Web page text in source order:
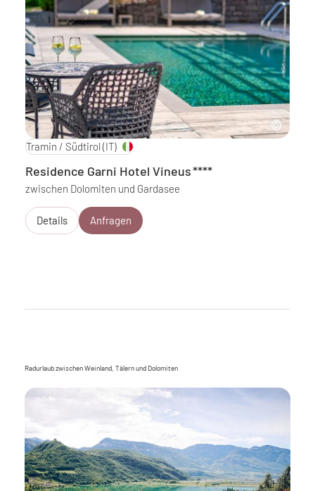
Tramin / Südtirol (IT)
Residence Garni Hotel Vineus****
zwischen Dolomiten und Gardasee
Details Anfragen
Radurlaub zwischen Weinland, Tälern und Dolomiten